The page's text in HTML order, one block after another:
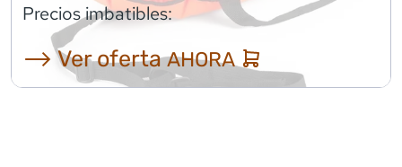
Precios imbatibles:
⟶ Ver ofertaAHORA